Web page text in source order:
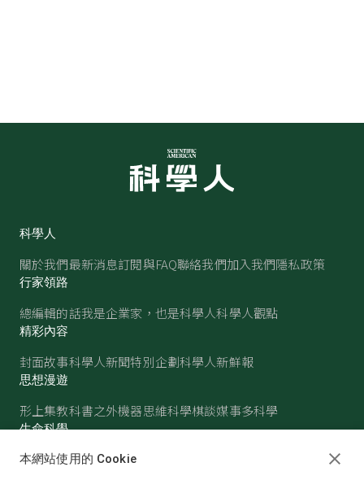
科學人
關於我們最新消息訂閱與FAQ聯絡我們加入我們隱私政策
行家領路
總編輯的話我是企業家，也是科學人科學人觀點
精彩內容
封面故事科學人新聞特別企劃科學人新鮮報
思想漫遊
形上集教科書之外機器思維科學棋談媒事多科學
生命科學
醫學古生物心理學生態學
本網站使用的 Cookie